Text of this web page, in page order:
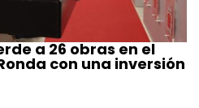
a 26 obras en el
con una inversión